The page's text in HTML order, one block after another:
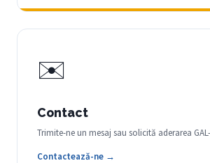
✉️
Contact
Trimite-ne un mesaj sau solicită aderarea
Contactează-ne →